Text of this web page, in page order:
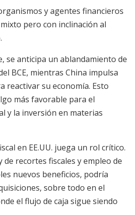
y agentes financieros
pero con inclinación al
se anticipa un ablandamiento de
BCE, mientras China impulsa
reactivar su economía. Esto
más favorable para el
y la inversión en materias
en EE.UU. juega un rol crítico.
de recortes fiscales y empleo de
nuevos beneficios, podría
sobre todo en el
el flujo de caja sigue siendo